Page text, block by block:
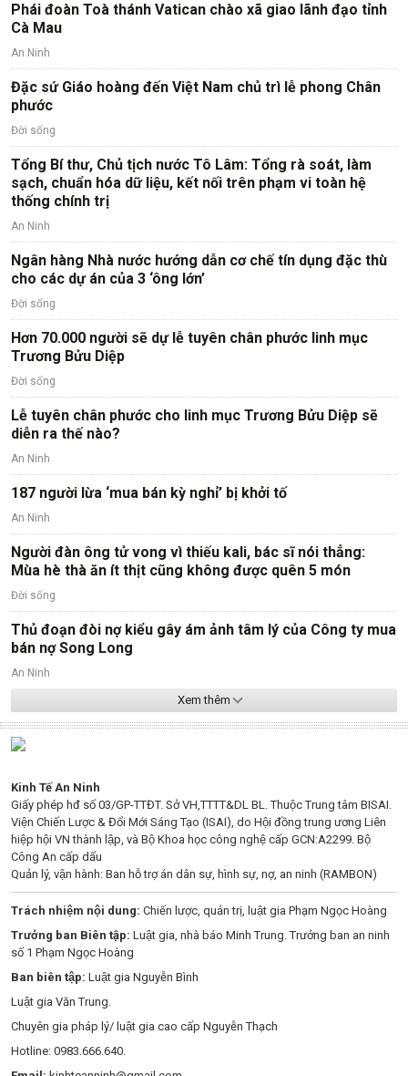
Phái đoàn Toà thánh Vatican chào xã giao lãnh đạo tỉnh
Cà Mau
An Ninh
Đặc sứ Giáo hoàng đến Việt Nam chủ trì lễ phong Chân
phước
Đời sống
Tổng Bí thư, Chủ tịch nước Tô Lâm: Tổng rà soát, làm
sạch, chuẩn hóa dữ liệu, kết nối trên phạm vi toàn hệ
thống chính trị
An Ninh
Ngân hàng Nhà nước hướng dẫn cơ chế tín dụng đặc thù
cho các dự án của 3 ‘ông lớn’
Đời sống
Hơn 70.000 người sẽ dự lễ tuyên chân phước linh mục
Trương Bửu Diệp
Đời sống
Lễ tuyên chân phước cho linh mục Trương Bửu Diệp sẽ
diễn ra thế nào?
An Ninh
187 người lừa ‘mua bán kỳ nghỉ’ bị khởi tố
An Ninh
Người đàn ông tử vong vì thiếu kali, bác sĩ nói thẳng:
Mùa hè thà ăn ít thịt cũng không được quên 5 món
Đời sống
Thủ đoạn đòi nợ kiểu gây ám ảnh tâm lý của Công ty mua
bán nợ Song Long
An Ninh
Xem thêm
Kinh Tế An Ninh
Giấy phép hđ số 03/GP-TTĐT. Sở VH,TTTT&DL BL. Thuộc Trung tâm BISAI.
Viện Chiến Lược & Đổi Mới Sáng Tạo (ISAI), do Hội đồng trung ương Liên
hiệp hội VN thành lập, và Bộ Khoa học công nghệ cấp GCN:A2299. Bộ
Công An cấp dấu
Quản lý, vận hành: Ban hỗ trợ án dân sự, hình sự, nợ, an ninh (RAMBON)
Trách nhiệm nội dung: Chiến lược, quản trị, luật gia Phạm Ngọc Hoàng
Trưởng ban Biên tập: Luật gia, nhà báo Minh Trung. Trưởng ban an ninh
số 1 Phạm Ngọc Hoàng
Ban biên tập: Luật gia Nguyễn Bình
Luật gia Văn Trung.
Chuyên gia pháp lý/ luật gia cao cấp Nguyễn Thạch
Hotline: 0983.666.640.